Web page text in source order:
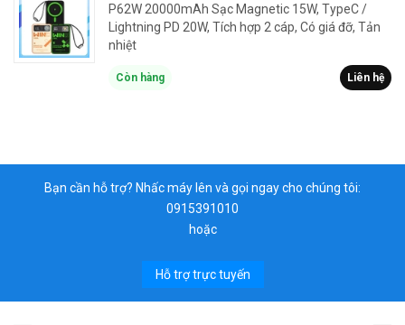
P62W 20000mAh Sạc Magnetic 15W, TypeC /
Lightning PD 20W, Tích hợp 2 cáp, Có giá đỡ, Tản
nhiệt
Còn hàng Liên hệ
Bạn cần hỗ trợ? Nhấc máy lên và gọi ngay cho chúng tôi:
0915391010
hoặc
Hỗ trợ trực tuyến